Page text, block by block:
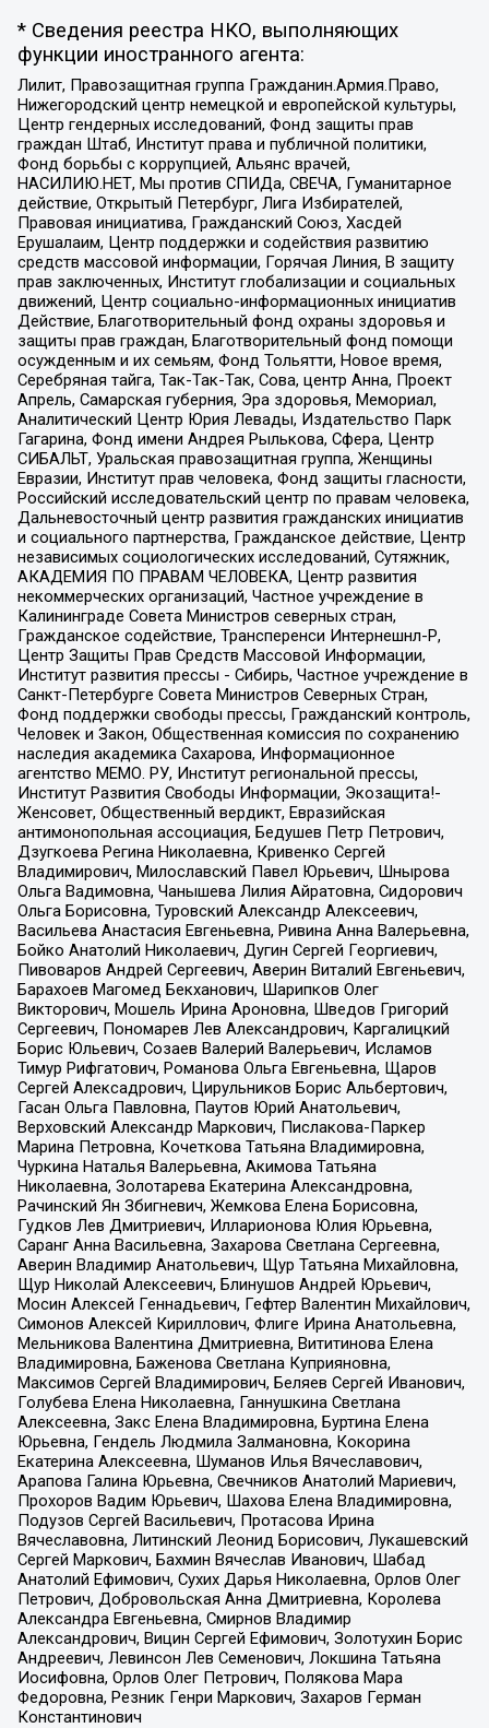
* Сведения реестра НКО, выполняющих
функции иностранного агента:
Лилит, Правозащитная группа Гражданин.Армия.Право,
Нижегородский центр немецкой и европейской культуры,
Центр гендерных исследований, Фонд защиты прав
граждан Штаб, Институт права и публичной политики,
Фонд борьбы с коррупцией, Альянс врачей,
НАСИЛИЮ.НЕТ, Мы против СПИДа, СВЕЧА, Гуманитарное
действие, Открытый Петербург, Лига Избирателей,
Правовая инициатива, Гражданский Союз, Хасдей
Ерушалаим, Центр поддержки и содействия развитию
средств массовой информации, Горячая Линия, В защиту
прав заключенных, Институт глобализации и социальных
движений, Центр социально-информационных инициатив
Действие, Благотворительный фонд охраны здоровья и
защиты прав граждан, Благотворительный фонд помощи
осужденным и их семьям, Фонд Тольятти, Новое время,
Серебряная тайга, Так-Так-Так, Сова, центр Анна, Проект
Апрель, Самарская губерния, Эра здоровья, Мемориал,
Аналитический Центр Юрия Левады, Издательство Парк
Гагарина, Фонд имени Андрея Рылькова, Сфера, Центр
СИБАЛЬТ, Уральская правозащитная группа, Женщины
Евразии, Институт прав человека, Фонд защиты гласности,
Российский исследовательский центр по правам человека,
Дальневосточный центр развития гражданских инициатив
и социального партнерства, Гражданское действие, Центр
независимых социологических исследований, Сутяжник,
АКАДЕМИЯ ПО ПРАВАМ ЧЕЛОВЕКА, Центр развития
некоммерческих организаций, Частное учреждение в
Калининграде Совета Министров северных стран,
Гражданское содействие, Трансперенси Интернешнл-Р,
Центр Защиты Прав Средств Массовой Информации,
Институт развития прессы - Сибирь, Частное учреждение в
Санкт-Петербурге Совета Министров Северных Стран,
Фонд поддержки свободы прессы, Гражданский контроль,
Человек и Закон, Общественная комиссия по сохранению
наследия академика Сахарова, Информационное
агентство МЕМО. РУ, Институт региональной прессы,
Институт Развития Свободы Информации, Экозащита!-
Женсовет, Общественный вердикт, Евразийская
антимонопольная ассоциация, Бедушев Петр Петрович,
Дзугкоева Регина Николаевна, Кривенко Сергей
Владимирович, Милославский Павел Юрьевич, Шнырова
Ольга Вадимовна, Чанышева Лилия Айратовна, Сидорович
Ольга Борисовна, Туровский Александр Алексеевич,
Васильева Анастасия Евгеньевна, Ривина Анна Валерьевна,
Бойко Анатолий Николаевич, Дугин Сергей Георгиевич,
Пивоваров Андрей Сергеевич, Аверин Виталий Евгеньевич,
Барахоев Магомед Бекханович, Шарипков Олег
Викторович, Мошель Ирина Ароновна, Шведов Григорий
Сергеевич, Пономарев Лев Александрович, Каргалицкий
Борис Юльевич, Созаев Валерий Валерьевич, Исламов
Тимур Рифгатович, Романова Ольга Евгеньевна, Щаров
Сергей Алексадрович, Цирульников Борис Альбертович,
Гасан Ольга Павловна, Паутов Юрий Анатольевич,
Верховский Александр Маркович, Пислакова-Паркер
Марина Петровна, Кочеткова Татьяна Владимировна,
Чуркина Наталья Валерьевна, Акимова Татьяна
Николаевна, Золотарева Екатерина Александровна,
Рачинский Ян Збигневич, Жемкова Елена Борисовна,
Гудков Лев Дмитриевич, Илларионова Юлия Юрьевна,
Саранг Анна Васильевна, Захарова Светлана Сергеевна,
Аверин Владимир Анатольевич, Щур Татьяна Михайловна,
Щур Николай Алексеевич, Блинушов Андрей Юрьевич,
Мосин Алексей Геннадьевич, Гефтер Валентин Михайлович,
Симонов Алексей Кириллович, Флиге Ирина Анатольевна,
Мельникова Валентина Дмитриевна, Вититинова Елена
Владимировна, Баженова Светлана Куприяновна,
Максимов Сергей Владимирович, Беляев Сергей Иванович,
Голубева Елена Николаевна, Ганнушкина Светлана
Алексеевна, Закс Елена Владимировна, Буртина Елена
Юрьевна, Гендель Людмила Залмановна, Кокорина
Екатерина Алексеевна, Шуманов Илья Вячеславович,
Арапова Галина Юрьевна, Свечников Анатолий Мариевич,
Прохоров Вадим Юрьевич, Шахова Елена Владимировна,
Подузов Сергей Васильевич, Протасова Ирина
Вячеславовна, Литинский Леонид Борисович, Лукашевский
Сергей Маркович, Бахмин Вячеслав Иванович, Шабад
Анатолий Ефимович, Сухих Дарья Николаевна, Орлов Олег
Петрович, Добровольская Анна Дмитриевна, Королева
Александра Евгеньевна, Смирнов Владимир
Александрович, Вицин Сергей Ефимович, Золотухин Борис
Андреевич, Левинсон Лев Семенович, Локшина Татьяна
Иосифовна, Орлов Олег Петрович, Полякова Мара
Федоровна, Резник Генри Маркович, Захаров Герман
Константинович